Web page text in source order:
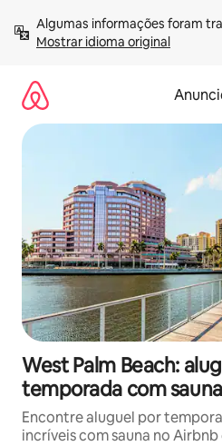
para
Mostrar idioma original
West Palm Beach:
temporada com sauna
Encontre aluguel por
incríveis com sauna no Airbnb